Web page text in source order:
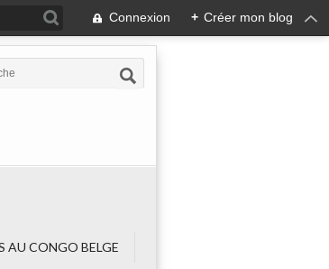
Connexion + Créer mon blog
AU CONGO BELGE